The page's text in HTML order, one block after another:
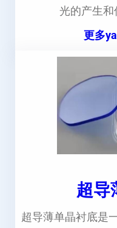
光的产生和
更多
超导
超导薄单晶衬底是